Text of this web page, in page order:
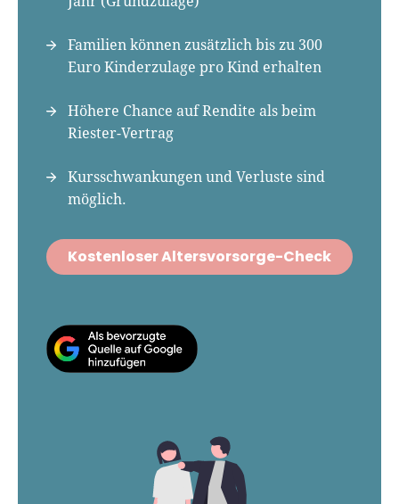
in anderen Medien
Familien können zusätzlich bis zu 300
Euro Kinderzulage pro Kind erhalten
Höhere Chance auf Rendite als beim
Riester-Vertrag
Kursschwankungen und Verluste sind
möglich.
Kostenloser Altersvorsorge-Check